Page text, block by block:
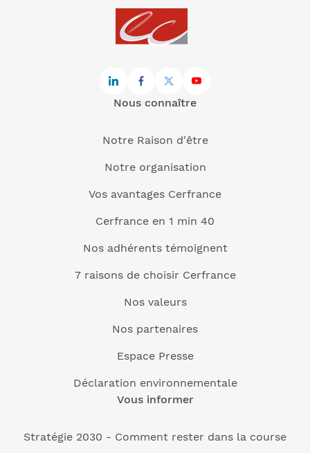
Nous connaître
Notre Raison d'être
Notre organisation
Vos avantages Cerfrance
Cerfrance en 1 min 40
Nos adhérents témoignent
7 raisons de choisir Cerfrance
Nos valeurs
Nos partenaires
Espace Presse
Déclaration environnementale
Vous informer
Stratégie 2030 - Comment rester dans la course